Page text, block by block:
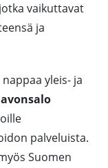
vaikuttavat
ja
yleis- ja
palveluista.
Suomen